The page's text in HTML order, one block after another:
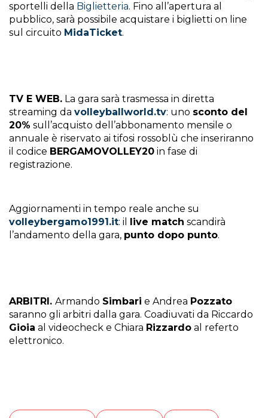
sportelli della Biglietteria. Fino all’apertura al
pubblico, sarà possibile acquistare i biglietti on line
sul circuito MidaTicket.
TV E WEB. La gara sarà trasmessa in diretta
streaming da volleyballworld.tv: uno sconto del
20% sull’acquisto dell’abbonamento mensile o
annuale è riservato ai tifosi rossoblù che inseriranno
il codice BERGAMOVOLLEY20 in fase di
registrazione.
Aggiornamenti in tempo reale anche su
volleybergamo1991.it: il live match scandirà
l’andamento della gara, punto dopo punto.
ARBITRI. Armando Simbari e Andrea Pozzato
saranno gli arbitri dalla gara. Coadiuvati da Riccardo
Gioia al videocheck e Chiara Rizzardo al referto
elettronico.